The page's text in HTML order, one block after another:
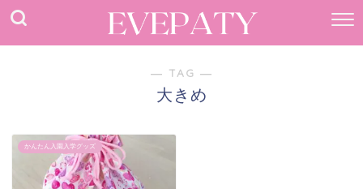
― TAG ―
大きめ
かんたん入園入学グッズ